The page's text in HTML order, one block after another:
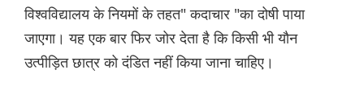
विश्वविद्यालय के नियमों के तहत" कदाचार "का दोषी पाया
जाएगा। यह एक बार फिर जोर देता है कि किसी भी यौन
उत्पीड़ित छात्र को दंडित नहीं किया जाना चाहिए।